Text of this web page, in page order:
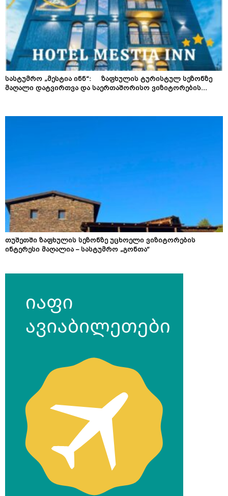
სასტუმრო „მესტია ინნ“: ზაფხულის ტურისტულ სეზონზე
მაღალი დატვირთვა და საერთაშორისო ვიზიტორების...
თუშეთში ზაფხულის სეზონზე უცხოელი ვიზიტორების
ინტერესი მაღალია – სასტუმრო „გონთა“